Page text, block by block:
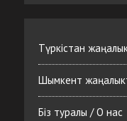
Түркістан
Шымкент
Біз туралы / О нас